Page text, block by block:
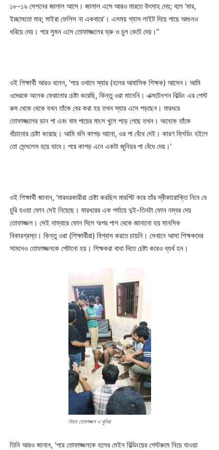
১৮-১৯ সেশনের জালাল আসে। জালাল এসে আরও মারতে উৎসাহ দেয়; বলে ‘মার,
ইচ্ছামতো মার; মাইরা ফেলিস না একবারে’। এসময় গ্যাস লাইট দিয়ে পায়ে আগুনও
ধরিয়ে দেয়। পরে সুমন এসে তোফাজ্জলের ভ্রু ও চুল কেটে দেয়।”
ওই শিক্ষার্থী আরও বলেন, ‘পরে ওখানে স্যার (হলের আবাসিক শিক্ষক) আসেন। আমি
ওদেরকে অনেক ফেরানোর চেষ্টা করেছি, কিন্তু ওরা মানেনি। এক্সটেনশন বিল্ডিং এর গেস্ট
রুম থেকে থেকে যখন তাঁকে বের করা হয় তখন স্যার এসে পড়ছেন। মারধরে
তোফাজ্জলের ডান পা এবং বাম পায়ের মাংস খুলে পড়ে গেছে তখন। অনেকে তাঁকে
বাঁচানোর চেষ্টা করেছে। আমি বলি কাপড় আনো, ওর পা বেঁধে দেই। কারণ ব্লিডিং হইলে
তো সেন্সলেস হয়ে যাবে। পরে কাপড় এনে একটা জুনিয়র পা বেঁধে দেয়।’
ওই শিক্ষার্থী জানান, ‘মারধরকারীরা চেষ্টা করছিল মারপিট করে তাঁর স্বীকারোক্তি নিবে যে
চুরি হওয়া ফোন সেই নিয়েছে। মারধরের এক পর্যায়ে দুই-তিনটা ফোন নম্বর দেয়
তোফাজ্জল। সেই নাম্বারে ফোন দিলে অপর পাশ থেকে জানানো হয় মানসিক
বিকারগ্রস্ত। কিন্তু ওরা (শিক্ষার্থীরা) বিশ্বাস করতে চায়নি। সেখানে আসা শিক্ষকদের
সামনেও তোফাজ্জলকে পেটানো হয়। শিক্ষকরা বাধা দিতে চেষ্টা করেও ব্যর্থ হন।
নিহত তোফাজ্জল ও খুনিরা
তিনি আরও জানান, ‘পরে তোফাজ্জলকে হলের মেইন বিল্ডিংয়ের গেস্টরুমে নিয়ে যাওয়া